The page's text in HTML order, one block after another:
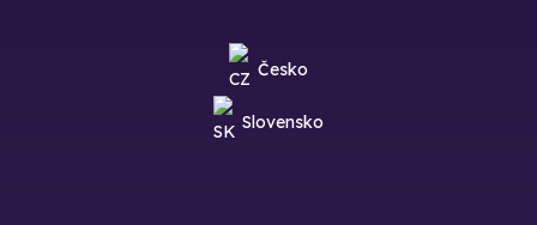
Česko
Slovensko